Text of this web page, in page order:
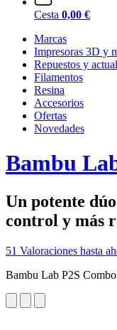
Cesta 0,00 €
Marcas
Impresoras 3D y
Repuestos y
Filamentos
Resina
Accesorios
Ofertas
Novedades
Bambu
Un potente
control y más
51 Valoraciones hasta
Bambu Lab P2S Combo